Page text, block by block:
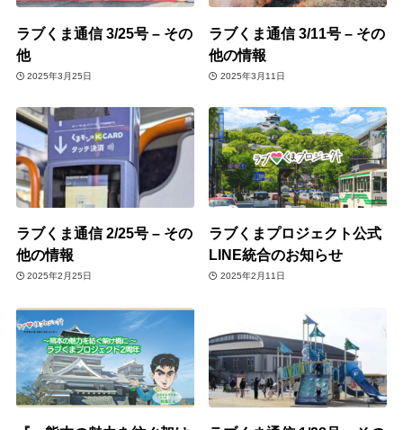
ラブくま通信 3/25号 – その
他
2025年3月25日
ラブくま通信 3/11号 – その
他の情報
2025年3月11日
ラブくま通信 2/25号 – その
他の情報
2025年2月25日
ラブくまプロジェクト公式
LINE統合のお知らせ
2025年2月11日